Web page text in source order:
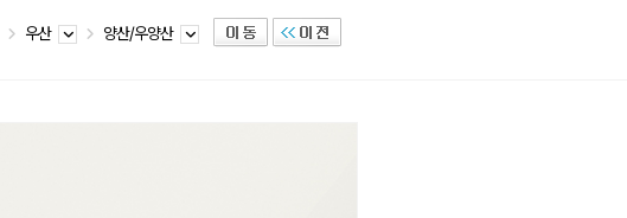
우산 양산/우양산